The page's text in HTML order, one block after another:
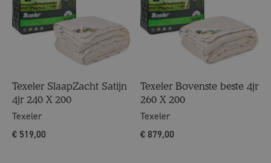
Texeler SlaapZacht Satijn
4jr 240 X 200
Texeler
€ 519,00
Texeler Bovenste beste 4jr
260 X 200
Texeler
€ 879,00